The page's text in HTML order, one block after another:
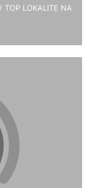
TOP LOKALITE NA